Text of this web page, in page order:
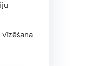
vīzēšana